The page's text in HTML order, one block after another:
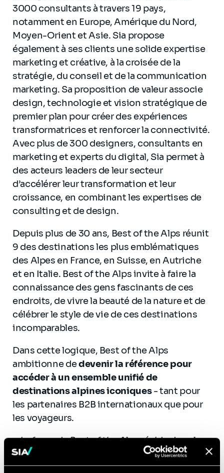
3000 consultants à travers 19 pays,
notamment en Europe, Amérique du Nord,
Moyen-Orient et Asie. Sia propose
également à ses clients une solide expertise
marketing et créative, à la croisée de la
stratégie, du conseil et de la communication
marketing. Sa proposition de valeur associe
design, technologie et vision stratégique de
premier plan pour créer des expériences
transformatrices et renforcer la connectivité.
Avec plus de 300 designers, consultants en
marketing et experts du digital, Sia permet à
des acteurs leaders de leur secteur
d’accélérer leur transformation et leur
croissance, en combinant les expertises de
consulting et de design.
Depuis plus de 30 ans, Best of the Alps réunit
9 des destinations les plus emblématiques
des Alpes en France, en Suisse, en Autriche
et en Italie. Best of the Alps invite à faire la
connaissance des gens fascinants de ces
endroits, de vivre la beauté de la nature et de
célébrer le style de vie de ces destinations
incomparables.
Dans cette logique, Best of the Alps
ambitionne dedevenir la référence pour
accéder à un ensemble unifié de
destinations alpines iconiques- tant pour
les partenaires B2B internationaux que pour
les voyageurs.
« La force de Best of the Alps réside dans la
puissance collective de ses stations
membres. Notre ambition est d’aller au-delà